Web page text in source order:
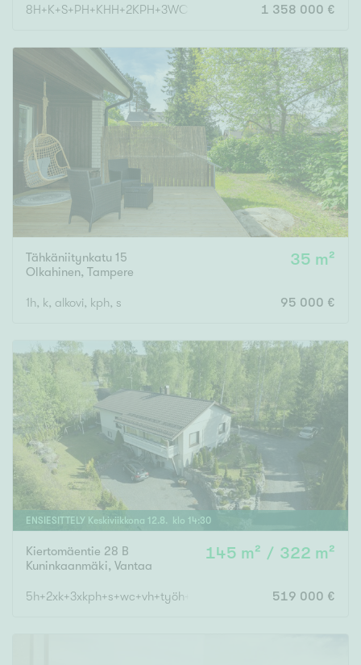
8H+K+S+PH+KHH+2KPH+3WC+AUTOTALLI+VAR1 358 000 €
Tähkäniitynkatu 15
Olkahinen, Tampere
35 m²
1h, k, alkovi, kph, s 95 000 €
ENSIESITTELY Keskiviikkona 12.8. klo 14:30
Kiertomäentie 28 B
Kuninkaanmäki, Vantaa
145 m² / 322 m²
5h+2xk+3xkph+s+wc+vh+työh+khh+2xvarastoh.+autotalli
519 000 €